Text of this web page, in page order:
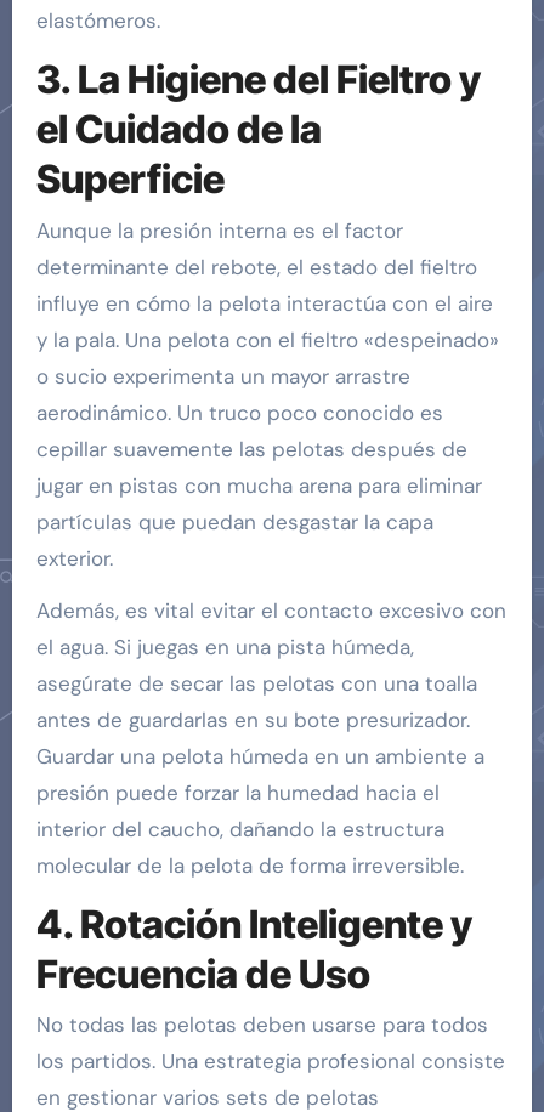
elastómeros.
3. La Higiene del Fieltro y
el Cuidado de la
Superficie
Aunque la presión interna es el factor
determinante del rebote, el estado del fieltro
influye en cómo la pelota interactúa con el aire
y la pala. Una pelota con el fieltro «despeinado»
o sucio experimenta un mayor arrastre
aerodinámico. Un truco poco conocido es
cepillar suavemente las pelotas después de
jugar en pistas con mucha arena para eliminar
partículas que puedan desgastar la capa
exterior.
Además, es vital evitar el contacto excesivo con
el agua. Si juegas en una pista húmeda,
asegúrate de secar las pelotas con una toalla
antes de guardarlas en su bote presurizador.
Guardar una pelota húmeda en un ambiente a
presión puede forzar la humedad hacia el
interior del caucho, dañando la estructura
molecular de la pelota de forma irreversible.
4. Rotación Inteligente y
Frecuencia de Uso
No todas las pelotas deben usarse para todos
los partidos. Una estrategia profesional consiste
en gestionar varios sets de pelotas